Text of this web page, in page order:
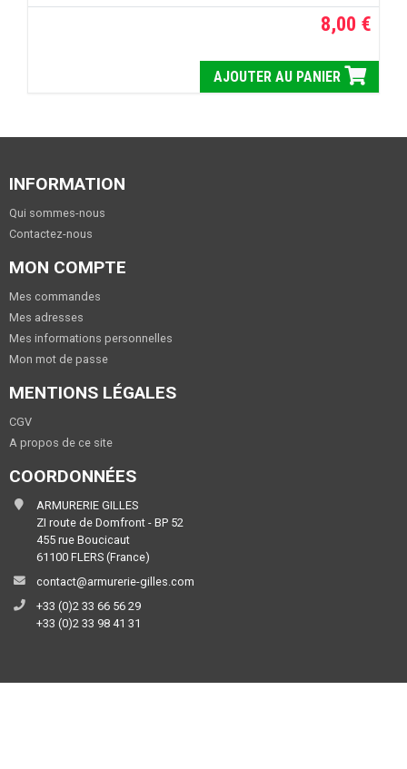
8,00 €
AJOUTER AU PANIER
INFORMATION
Qui sommes-nous
Contactez-nous
MON COMPTE
Mes commandes
Mes adresses
Mes informations personnelles
Mon mot de passe
MENTIONS LÉGALES
CGV
A propos de ce site
COORDONNÉES
ARMURERIE GILLES
ZI route de Domfront - BP 52
455 rue Boucicaut
61100 FLERS (France)
contact@armurerie-gilles.com
+33 (0)2 33 66 56 29
+33 (0)2 33 98 41 31